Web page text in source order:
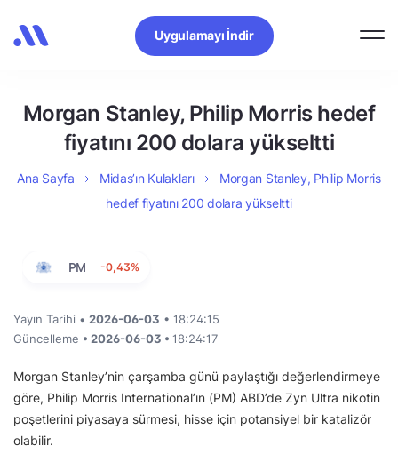
Uygulamayı İndir
Morgan Stanley, Philip Morris hedef
fiyatını 200 dolara yükseltti
Ana Sayfa Midas’ın Kulakları
Morgan Stanley, Philip Morris
hedef fiyatını 200 dolara yükseltti
PM -0,43%
Yayın Tarihi • 2026-06-03 • 18:24:15
Güncelleme • 2026-06-03 • 18:24:17
Morgan Stanley’nin çarşamba günü paylaştığı değerlendirmeye
göre, Philip Morris International’ın (PM) ABD’de Zyn Ultra nikotin
poşetlerini piyasaya sürmesi, hisse için potansiyel bir katalizör
olabilir.